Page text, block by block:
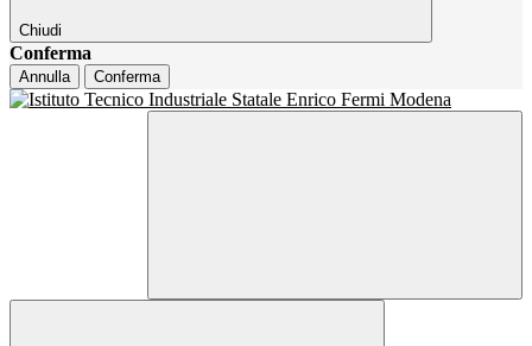
Chiudi
Conferma
Annulla Conferma